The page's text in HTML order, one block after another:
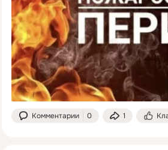
Комментарии 0 1